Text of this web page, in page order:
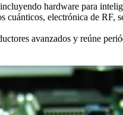
hardware para
electrónica de RF,
avanzados y reúne